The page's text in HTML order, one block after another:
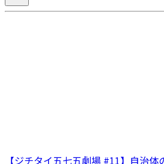
【ジチタイ五七五劇場 #11】自治体